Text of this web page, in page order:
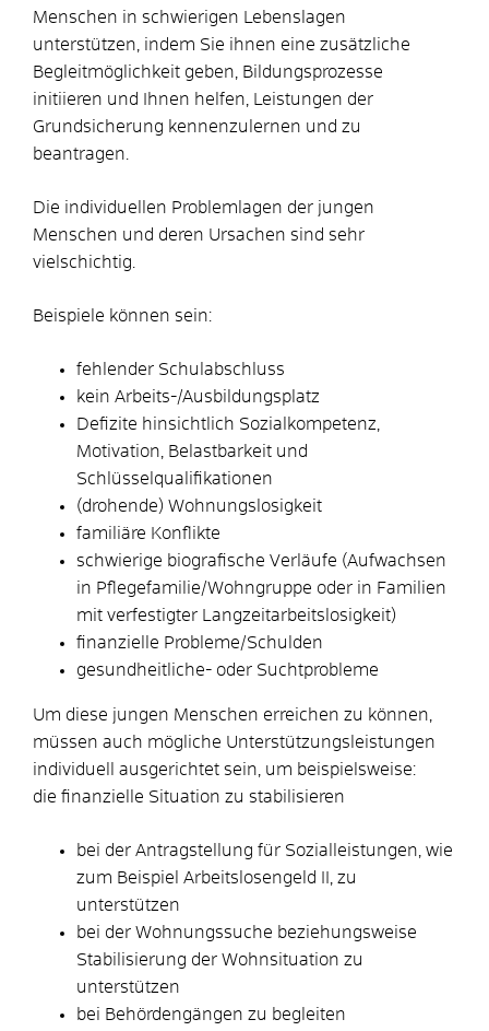
Menschen in schwierigen Lebenslagen
unterstützen, indem Sie ihnen eine zusätzliche
Begleitmöglichkeit geben, Bildungsprozesse
initiieren und Ihnen helfen, Leistungen der
Grundsicherung kennenzulernen und zu
beantragen.
Die individuellen Problemlagen der jungen
Menschen und deren Ursachen sind sehr
vielschichtig.
Beispiele können sein:
fehlender Schulabschluss
kein Arbeits-/Ausbildungsplatz
Defizite hinsichtlich Sozialkompetenz,
Motivation, Belastbarkeit und
Schlüsselqualifikationen
(drohende) Wohnungslosigkeit
familiäre Konflikte
schwierige biografische Verläufe (Aufwachsen
in Pflegefamilie/Wohngruppe oder in Familien
mit verfestigter Langzeitarbeitslosigkeit)
finanzielle Probleme/Schulden
gesundheitliche- oder Suchtprobleme
Um diese jungen Menschen erreichen zu können,
müssen auch mögliche Unterstützungsleistungen
individuell ausgerichtet sein, um beispielsweise:
die finanzielle Situation zu stabilisieren
bei der Antragstellung für Sozialleistungen, wie
zum Beispiel Arbeitslosengeld II, zu
unterstützen
bei der Wohnungssuche beziehungsweise
Stabilisierung der Wohnsituation zu
unterstützen
bei Behördengängen zu begleiten